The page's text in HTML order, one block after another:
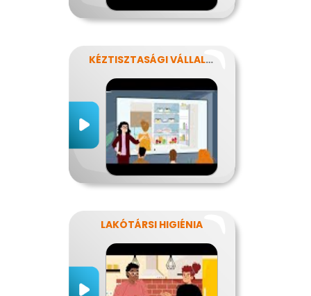
KÉZTISZTASÁGI VÁLLALAT
LAKÓTÁRSI HIGIÉNIA